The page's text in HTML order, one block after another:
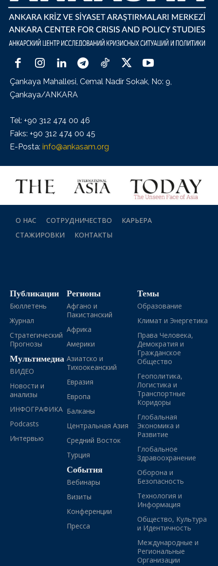
Çankaya Mahallesi, Cemal Nadir Sokak, No: 9,
Çankaya/ANKARA
Tel: +90 312 474 00 46
Faks: +90 312 474 00 45
E-Posta: info@ankasam.org
О НАС СОТРУДНИЧЕСТВО
КАРЬЕРА
СТАЖИРОВКИ
КОНТАКТЫ
Публикации
Бюллетень
Журнал
Стратегический
Прогнозы
Мультимедиа
ВИДЕО
Новости и
анализы
ИНФОГРАФИКА
Podcasts
Интервью
Регионы
Афгано и
Пакистанский
Африка
Америки
Азиатско и
Тихоокеанский
Евразия
Европа
Балканы
Центральная Азия
Средний Восток
Турция
События
Вебинары
Визиты
Конференции
Пресса
Темы
Образование
Климат и Энергетика
Права Человека,
Демократия и
Гражданское
Общество
Геополитика,
Логистика и
Транспортные
Коридоры
Глобальная
Экономика и
Развитие
Глобальное
Здравоохранение
Оборона и
Безопасность
Технология и
Информация
Общество, Культура
и Идентичность
Международные и
Региональные
Организации